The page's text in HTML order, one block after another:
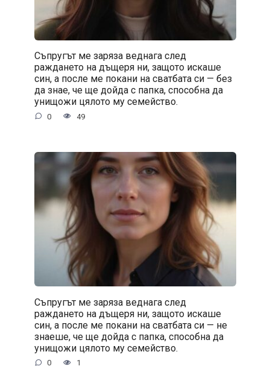
Съпругът ме заряза веднага след
раждането на дъщеря ни, защото искаше
син, а после ме покани на сватбата си — без
да знае, че ще дойда с папка, способна да
унищожи цялото му семейство.
0 49
Съпругът ме заряза веднага след
раждането на дъщеря ни, защото искаше
син, а после ме покани на сватбата си — не
знаеше, че ще дойда с папка, способна да
унищожи цялото му семейство.
0 1